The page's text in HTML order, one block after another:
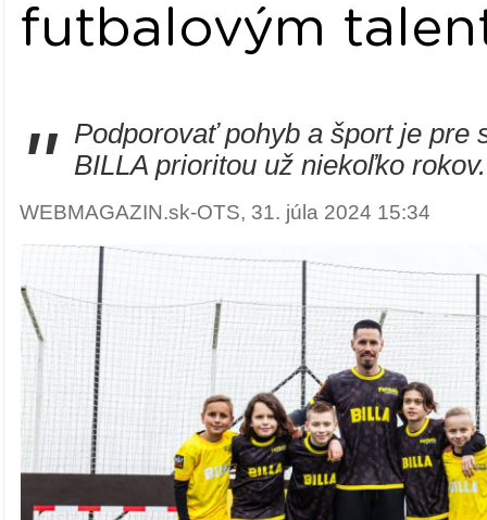
futbalovým
"
Podporovať pohyb a šport je pre
BILLA prioritou už niekoľko rokov.
WEBMAGAZIN.sk-OTS, 31. júla 2024 15:34